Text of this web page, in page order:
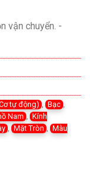
vận chuyển. -
tự động) Bạc
Nam
Kính
Mặt Tròn
Màu